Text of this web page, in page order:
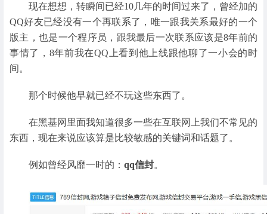
现在想想，转瞬间已经10几年的时间过来了，曾经加的
QQ好友已经没有一个再联系了，唯一跟我关系最好的一个
版主，也是一个程序员，跟我最后一次联系应该是8年前的
事情了，8年前我在QQ上看到他上线跟他聊了一小会的时
间。
那个时候他早就已经不玩这些东西了。
在黑基网里面我知道很多一些在互联网上我们不常见的
东西，现在来说应该算是比较敏感的关键词和话题了。
例如曾经风靡一时的： qq信封。